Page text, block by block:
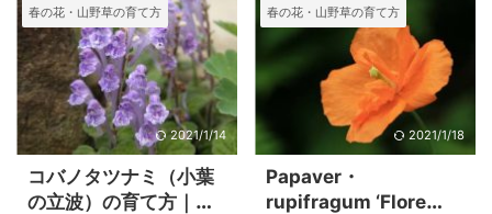
春の花・山野草の育て方
2021/1/14
コバノタツナミ（小葉
の立波）の育て方｜仲
春の花・山野草の育て方
2021/1/18
Papaver・
rupifragum ‘Flore